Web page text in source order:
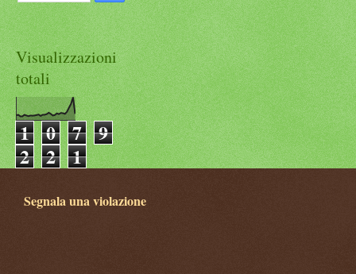
Visualizzazioni
totali
1 0 7 9
2 2 1
Segnala una violazione